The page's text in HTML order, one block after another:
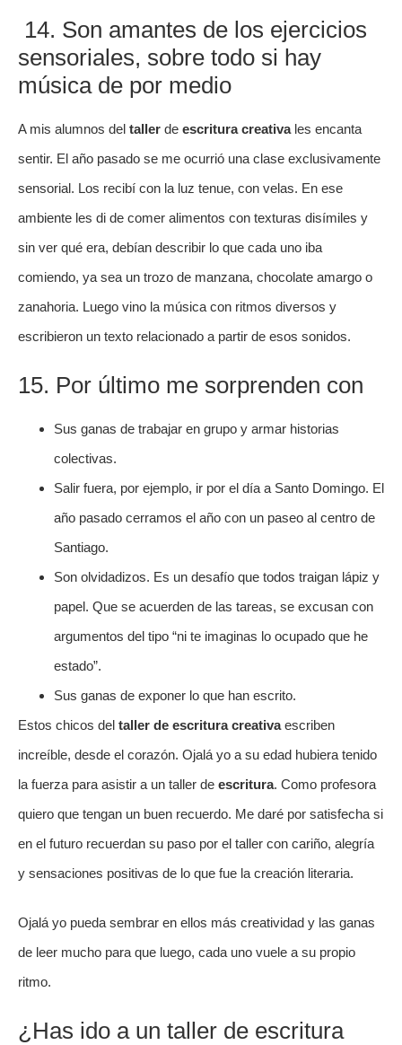
14. Son amantes de los ejercicios
sensoriales, sobre todo si hay
música de por medio
A mis alumnos del taller de escritura creativales encanta
sentir. El año pasado se me ocurrió una clase exclusivamente
sensorial. Los recibí con la luz tenue, con velas. En ese
ambiente les di de comer alimentos con texturas disímiles y
sin ver qué era, debían describir lo que cada uno iba
comiendo, ya sea un trozo de manzana, chocolate amargo o
zanahoria. Luego vino la música con ritmos diversos y
escribieron un texto relacionado a partir de esos sonidos.
15. Por último me sorprenden con
Sus ganas de trabajar en grupo y armar historias
colectivas.
Salir fuera, por ejemplo, ir por el día a Santo Domingo. El
año pasado cerramos el año con un paseo al centro de
Santiago.
Son olvidadizos. Es un desafío que todos traigan lápiz y
papel. Que se acuerden de las tareas, se excusan con
argumentos del tipo “ni te imaginas lo ocupado que he
estado”.
Sus ganas de exponer lo que han escrito.
Estos chicos del taller de escritura creativaescriben
increíble, desde el corazón. Ojalá yo a su edad hubiera tenido
la fuerza para asistir a un taller de escritura. Como profesora
quiero que tengan un buen recuerdo. Me daré por satisfecha si
en el futuro recuerdan su paso por el taller con cariño, alegría
y sensaciones positivas de lo que fue la creación literaria.
Ojalá yo pueda sembrar en ellos más creatividad y las ganas
de leer mucho para que luego, cada uno vuele a su propio
ritmo.
¿Has ido a un taller de escritura